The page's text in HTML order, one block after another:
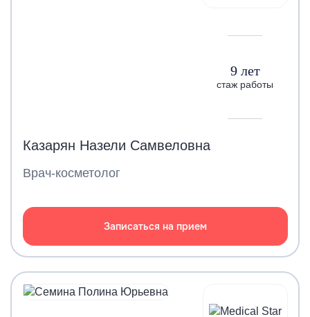
9 лет
стаж работы
Казарян Назели Самвеловна
Врач-косметолог
Записаться на прием